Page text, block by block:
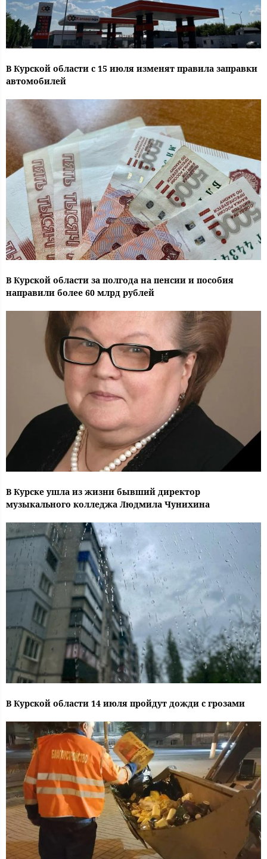
В Курской области с 15 июля изменят правила заправки
автомобилей
В Курской области за полгода на пенсии и пособия
направили более 60 млрд рублей
В Курске ушла из жизни бывший директор
музыкального колледжа Людмила Чунихина
В Курской области 14 июля пройдут дожди с грозами